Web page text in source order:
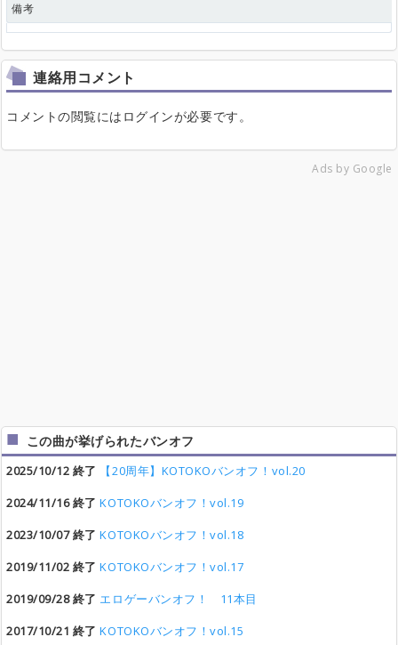
備考
連絡用コメント
コメントの閲覧にはログインが必要です。
Ads by Google
この曲が挙げられたバンオフ
2025/10/12 終了
【20周年】KOTOKOバンオフ！vol.20
2024/11/16 終了 KOTOKOバンオフ！vol.19
2023/10/07 終了 KOTOKOバンオフ！vol.18
2019/11/02 終了 KOTOKOバンオフ！vol.17
2019/09/28 終了 エロゲーバンオフ！ 11本目
2017/10/21 終了 KOTOKOバンオフ！vol.15